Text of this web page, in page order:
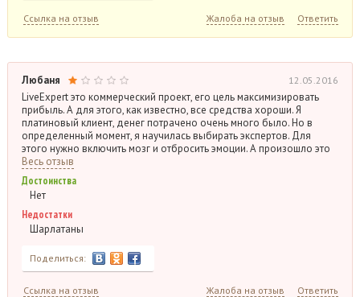
Ссылка на отзыв Жалоба на отзыв Ответить
Любаня 12.05.2016
LiveExpert это коммерческий проект, его цель максимизировать
прибыль. А для этого, как известно, все средства хороши. Я
платиновый клиент, денег потрачено очень много было. Но в
определенный момент, я научилась выбирать экспертов. Для
этого нужно включить мозг и отбросить эмоции. А произошло это
Весь отзыв
Достоинства
Нет
Недостатки
Шарлатаны
Поделиться:
Ссылка на отзыв Жалоба на отзыв Ответить